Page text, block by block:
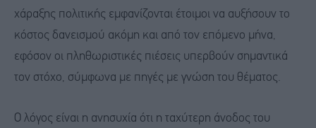
χάραξης πολιτικής εμφανίζονται έτοιμοι να αυξήσουν το
κόστος δανεισμού ακόμη και από τον επόμενο μήνα,
εφόσον οι πληθωριστικές πιέσεις υπερβούν σημαντικά
τον στόχο, σύμφωνα με πηγές με γνώση του θέματος.
Ο λόγος είναι η ανησυχία ότι η ταχύτερη άνοδος του